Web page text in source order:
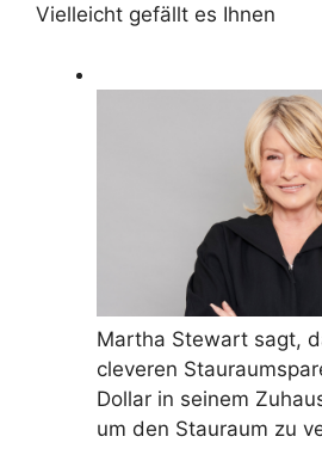
Vielleicht gefällt es Ihnen
Martha Stewart sagt,
cleveren
Dollar in seinem
um den Stauraum zu